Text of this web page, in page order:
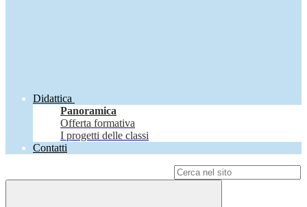
Didattica
Panoramica
Offerta formativa
I progetti delle classi
Contatti